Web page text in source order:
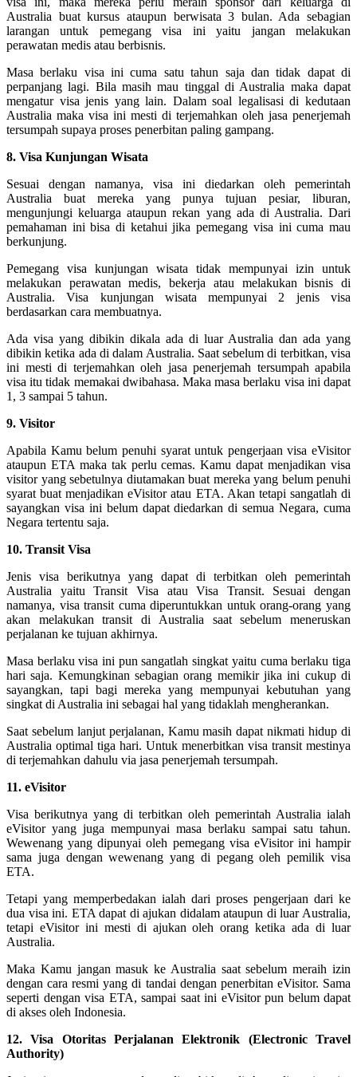
Australia buat kursus ataupun berwisata 3 bulan. Ada sebagian
larangan untuk pemegang visa ini yaitu jangan melakukan
perawatan medis atau berbisnis.
Masa berlaku visa ini cuma satu tahun saja dan tidak dapat di
perpanjang lagi. Bila masih mau tinggal di Australia maka dapat
mengatur visa jenis yang lain. Dalam soal legalisasi di kedutaan
Australia maka visa ini mesti di terjemahkan oleh jasa penerjemah
tersumpah supaya proses penerbitan paling gampang.
8. Visa Kunjungan Wisata
Sesuai dengan namanya, visa ini diedarkan oleh pemerintah
Australia buat mereka yang punya tujuan pesiar, liburan,
mengunjungi keluarga ataupun rekan yang ada di Australia. Dari
pemahaman ini bisa di ketahui jika pemegang visa ini cuma mau
berkunjung.
Pemegang visa kunjungan wisata tidak mempunyai izin untuk
melakukan perawatan medis, bekerja atau melakukan bisnis di
Australia. Visa kunjungan wisata mempunyai 2 jenis visa
berdasarkan cara membuatnya.
Ada visa yang dibikin dikala ada di luar Australia dan ada yang
dibikin ketika ada di dalam Australia. Saat sebelum di terbitkan, visa
ini mesti di terjemahkan oleh jasa penerjemah tersumpah apabila
visa itu tidak memakai dwibahasa. Maka masa berlaku visa ini dapat
1, 3 sampai 5 tahun.
9. Visitor
Apabila Kamu belum penuhi syarat untuk pengerjaan visa eVisitor
ataupun ETA maka tak perlu cemas. Kamu dapat menjadikan visa
visitor yang sebetulnya diutamakan buat mereka yang belum penuhi
syarat buat menjadikan eVisitor atau ETA. Akan tetapi sangatlah di
sayangkan visa ini belum dapat diedarkan di semua Negara, cuma
Negara tertentu saja.
10. Transit Visa
Jenis visa berikutnya yang dapat di terbitkan oleh pemerintah
Australia yaitu Transit Visa atau Visa Transit. Sesuai dengan
namanya, visa transit cuma diperuntukkan untuk orang-orang yang
akan melakukan transit di Australia saat sebelum meneruskan
perjalanan ke tujuan akhirnya.
Masa berlaku visa ini pun sangatlah singkat yaitu cuma berlaku tiga
hari saja. Kemungkinan sebagian orang memikir jika ini cukup di
sayangkan, tapi bagi mereka yang mempunyai kebutuhan yang
singkat di Australia ini sebagai hal yang tidaklah mengherankan.
Saat sebelum lanjut perjalanan, Kamu masih dapat nikmati hidup di
Australia optimal tiga hari. Untuk menerbitkan visa transit mestinya
di terjemahkan dahulu via jasa penerjemah tersumpah.
11. eVisitor
Visa berikutnya yang di terbitkan oleh pemerintah Australia ialah
eVisitor yang juga mempunyai masa berlaku sampai satu tahun.
Wewenang yang dipunyai oleh pemegang visa eVisitor ini hampir
sama juga dengan wewenang yang di pegang oleh pemilik visa
ETA.
Tetapi yang memperbedakan ialah dari proses pengerjaan dari ke
dua visa ini. ETA dapat di ajukan didalam ataupun di luar Australia,
tetapi eVisitor ini mesti di ajukan oleh orang ketika ada di luar
Australia.
Maka Kamu jangan masuk ke Australia saat sebelum meraih izin
dengan cara resmi yang di tandai dengan penerbitan eVisitor. Sama
seperti dengan visa ETA, sampai saat ini eVisitor pun belum dapat
di akses oleh Indonesia.
12. Visa Otoritas Perjalanan Elektronik (Electronic Travel
Authority)